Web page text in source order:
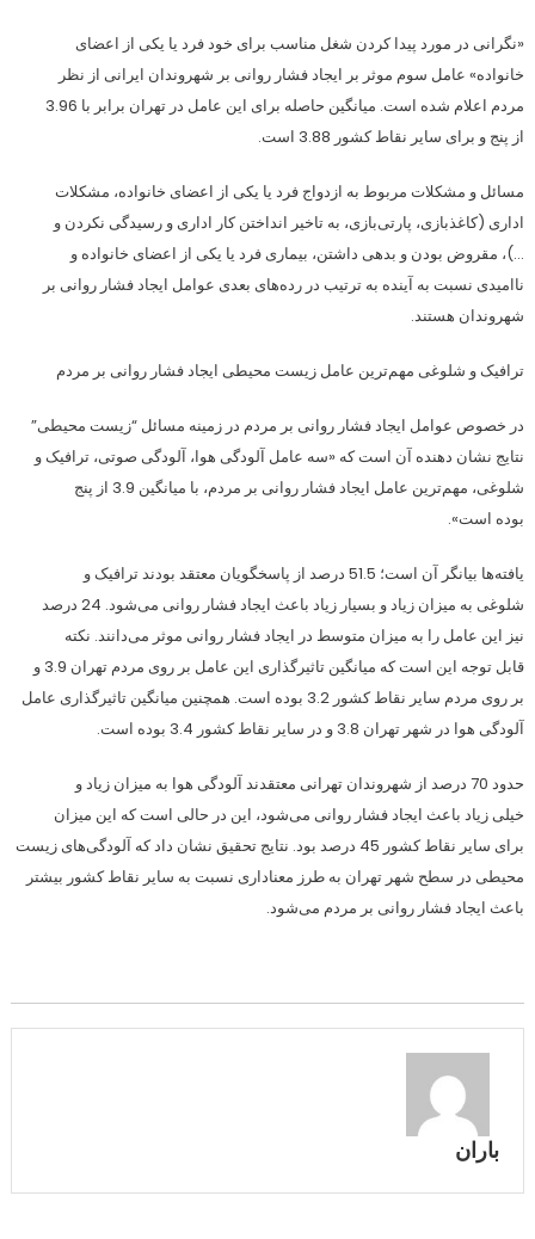
«نگرانی در مورد پیدا کردن شغل مناسب برای خود فرد یا یکی از اعضای
خانواده» عامل سوم موثر بر ایجاد فشار روانی بر شهروندان ایرانی از نظر
مردم اعلام شده است. میانگین حاصله برای این عامل در تهران برابر با 3.96
از پنج و برای سایر نقاط کشور 3.88 است.
مسائل و مشکلات مربوط به ازدواج فرد یا یکی از اعضای خانواده، مشکلات
اداری (کاغذبازی، پارتی‌بازی، به تاخیر انداختن کار اداری و رسیدگی نکردن و
…)، مقروض بودن و بدهی داشتن، بیماری فرد یا یکی از اعضای خانواده و
ناامیدی نسبت به آینده به ترتیب در رده‌های بعدی عوامل ایجاد فشار روانی بر
شهروندان هستند.
ترافیک و شلوغی مهم‌ترین عامل زیست‌ محیطی ایجاد فشار روانی بر مردم
در خصوص عوامل ایجاد فشار روانی بر مردم در زمینه مسائل “زیست محیطی”
نتایج نشان‌ دهنده آن است که «سه عامل آلودگی هوا، آلودگی صوتی، ترافیک و
شلوغی، مهم‌ترین عامل ایجاد فشار روانی بر مردم، با میانگین 3.9 از پنج
بوده است».
یافته‌ها بیانگر آن است؛ 51.5 درصد از پاسخگویان معتقد بودند ترافیک و
شلوغی به میزان زیاد و بسیار زیاد باعث ایجاد فشار روانی می‌شود. 24 درصد
نیز این عامل را به میزان متوسط در ایجاد فشار روانی موثر می‌دانند. نکته
قابل توجه این است که میانگین تاثیرگذاری این عامل بر روی مردم تهران 3.9 و
بر روی مردم سایر نقاط کشور 3.2 بوده است. همچنین میانگین تاثیرگذاری عامل
آلودگی هوا در شهر تهران 3.8 و در سایر نقاط کشور 3.4 بوده است.
حدود 70 درصد از شهروندان تهرانی معتقدند آلودگی هوا به میزان زیاد و
خیلی زیاد باعث ایجاد فشار روانی می‌شود، این در حالی است که این میزان
برای سایر نقاط کشور 45 درصد بود. نتایج تحقیق نشان داد که آلودگی‌های زیست
محیطی در سطح شهر تهران به طرز معناداری نسبت به سایر نقاط کشور بیشتر
باعث ایجاد فشار روانی بر مردم می‌شود.
باران